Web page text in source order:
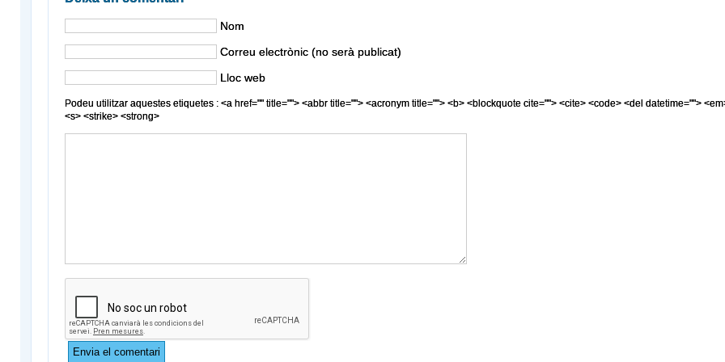
Nom
Correu electrònic (no serà publicat)
Lloc web
Podeu utilitzar aquestes etiquetes : <a href="" title=""> <abbr title=""> <acronym title=""> <b> <blockquote cite=""> <cite> <code> <del datetime="">
<s> <strike> <strong>